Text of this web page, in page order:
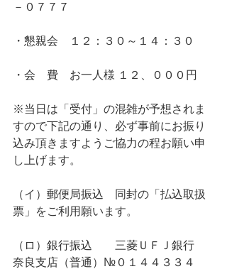
－０７７７
・懇親会    １２：３０～１４：３０
・会　費    お一人様 １２、０００円
※当日は「受付」の混雑が予想されま
すので下記の通り、必ず事前にお振り
込み頂きますようご協力の程お願い申
し上げます。
（イ）郵便局振込　同封の「払込取扱
票」をご利用願います。
（ロ）銀行振込　　三菱ＵＦＪ銀行
奈良支店（普通）№０１４４３３４